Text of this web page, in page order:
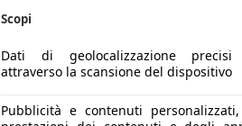
Scopi
Dati di geolocalizzazione
attraverso la scansione del dispositivo
Pubblicità e contenuti